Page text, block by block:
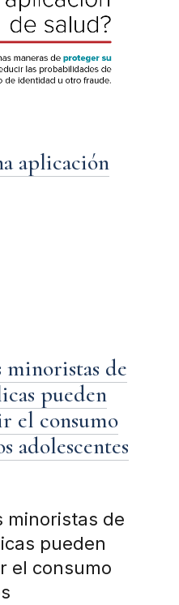
aplicación
minoristas de
pueden
el consumo
adolescentes
minoristas de
pueden
el consumo